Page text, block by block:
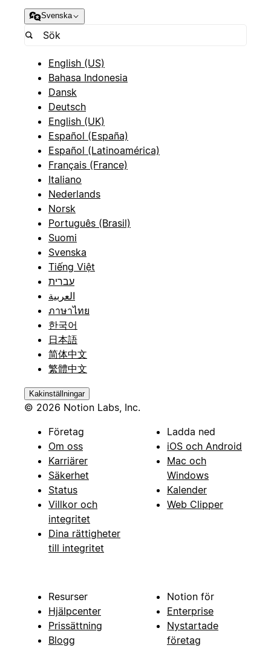
Svenska
English (US)
Bahasa Indonesia
Dansk
Deutsch
English (UK)
Español (España)
Español (Latinoamérica)
Français (France)
Italiano
Nederlands
Norsk
Português (Brasil)
Suomi
Svenska
Tiếng Việt
עברית
العربية
ภาษาไทย
한국어
日本語
简体中文
繁體中文
Kakinställningar
© 2026 Notion Labs, Inc.
Företag
Om oss
Karriärer
Säkerhet
Status
Villkor och
integritet
Dina rättigheter
till integritet
Ladda ned
iOS och Android
Mac och
Windows
Kalender
Web Clipper
Resurser
Hjälpcenter
Prissättning
Blogg
Notion för
Enterprise
Nystartade
företag